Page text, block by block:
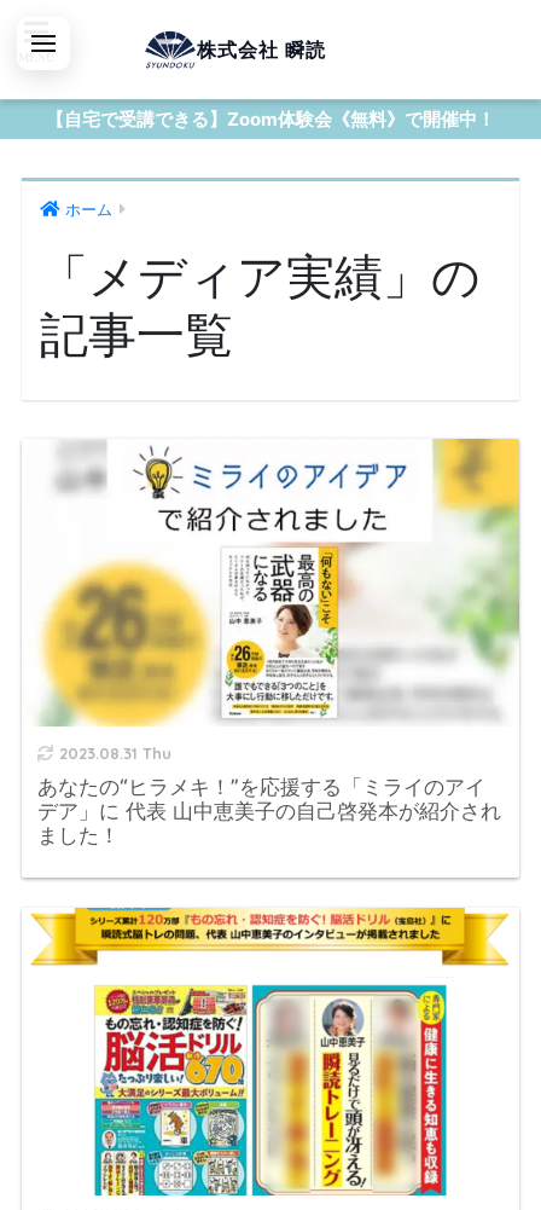
株式会社 瞬読
【自宅で受講できる】Zoom体験会《無料》で開催中！
ホーム
「メディア実績」の
記事一覧
2023.08.31 Thu
あなたの“ヒラメキ！”を応援する「ミライのアイ
デア」に 代表 山中恵美子の自己啓発本が紹介され
ました！